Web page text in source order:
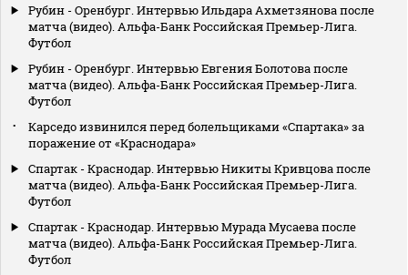
Рубин - Оренбург. Интервью Ильдара Ахметзянова после
матча (видео). Альфа-Банк Российская Премьер-Лига.
Футбол
Рубин - Оренбург. Интервью Евгения Болотова после
матча (видео). Альфа-Банк Российская Премьер-Лига.
Футбол
Карседо извинился перед болельщиками «Спартака» за
поражение от «Краснодара»
Спартак - Краснодар. Интервью Никиты Кривцова после
матча (видео). Альфа-Банк Российская Премьер-Лига.
Футбол
Спартак - Краснодар. Интервью Мурада Мусаева после
матча (видео). Альфа-Банк Российская Премьер-Лига.
Футбол